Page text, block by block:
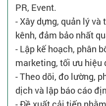
PR, Event.
- Xây dựng, quản lý
kênh, đảm bảo nhất
- Lập kế hoạch, phân
marketing, tối ưu hiệu
- Theo dõi, đo lường,
dịch và lập báo cáo